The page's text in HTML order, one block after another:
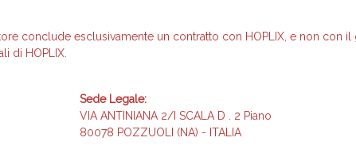
conclude esclusivamente un contratto con HOPLIX, e non con
di HOPLIX.
Sede Legale:
VIA ANTINIANA 2/I SCALA D . 2 Piano
80078 POZZUOLI (NA) - ITALIA